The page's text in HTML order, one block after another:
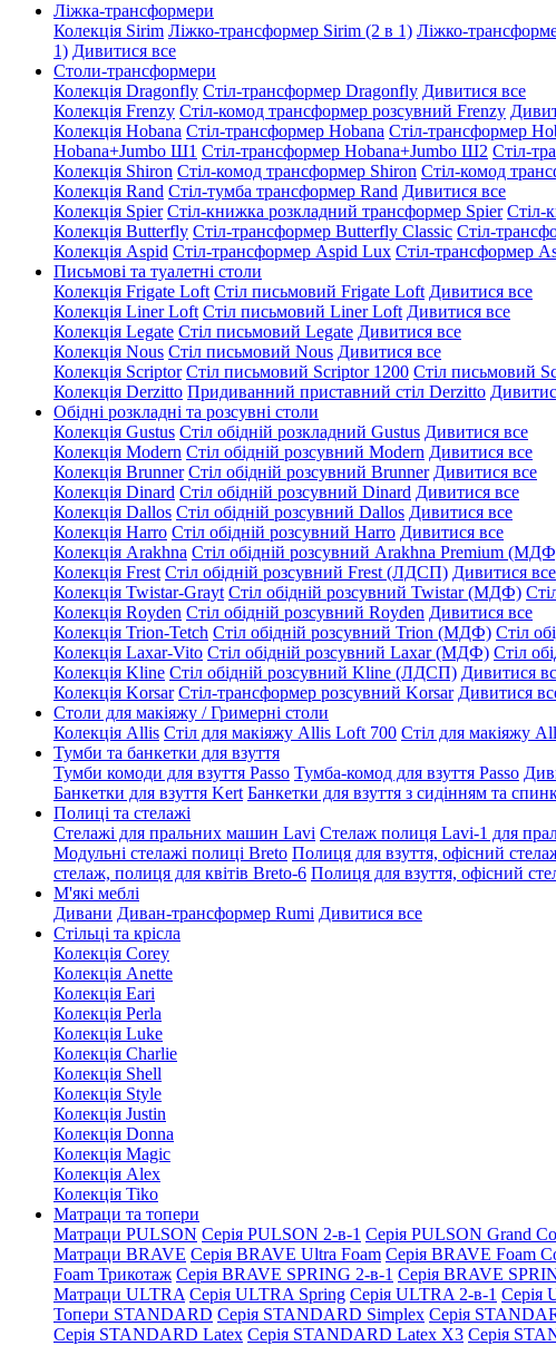
Ліжка-трансформери
Колекція Sirim Ліжко-трансформер Sirim (2 в 1) Ліжко-
1) Дивитися все
Столи-трансформери
Колекція Dragonfly Стіл-трансформер Dragonfly Дивитися все
Колекція Frenzy Стіл-комод трансформер розсувний Frenzy
Колекція Hobana Стіл-трансформер Hobana Стіл-трансформер
Hobana+Jumbo Ш1 Стіл-трансформер Hobana+Jumbo Ш2 Стіл-
Колекція Shiron Стіл-комод трансформер Shiron Стіл-комод
Колекція Rand Стіл-тумба трансформер Rand Дивитися все
Колекція Spier Стіл-книжка розкладний трансформер Spier Стіл-
Колекція Butterfly Стіл-трансформер Butterfly Classic Стіл-
Колекція Aspid Стіл-трансформер Aspid Lux Стіл-трансформер
Письмові та туалетні столи
Колекція Frigate Loft Стіл письмовий Frigate Loft Дивитися все
Колекція Liner Loft Стіл письмовий Liner Loft Дивитися все
Колекція Legate Стіл письмовий Legate Дивитися все
Колекція Nous Стіл письмовий Nous Дивитися все
Колекція Scriptor Стіл письмовий Scriptor 1200 Стіл письмовий
Колекція Derzitto Придиванний приставний стіл Derzitto
Обідні розкладні та розсувні столи
Колекція Gustus Стіл обідній розкладний Gustus Дивитися все
Колекція Modern Стіл обідній розсувний Modern Дивитися все
Колекція Brunner Стіл обідній розсувний Brunner Дивитися все
Колекція Dinard Стіл обідній розсувний Dinard Дивитися все
Колекція Dallos Стіл обідній розсувний Dallos Дивитися все
Колекція Harro Стіл обідній розсувний Harro Дивитися все
Колекція Arakhna Стіл обідній розсувний Arakhna Premium
Колекція Frest Стіл обідній розсувний Frest (ЛДСП) Дивитися все
Колекція Twistar-Grayt Стіл обідній розсувний Twistar (МДФ)
Колекція Royden Стіл обідній розсувний Royden Дивитися все
Колекція Trion-Tetch Стіл обідній розсувний Trion (МДФ) Стіл
Колекція Laxar-Vito Стіл обідній розсувний Laxar (МДФ) Стіл
Колекція Kline Стіл обідній розсувний Kline (ЛДСП) Дивитися
Колекція Korsar Стіл-трансформер розсувний Korsar Дивитися
Столи для макіяжу / Гримерні столи
Колекція Allis Стіл для макіяжу Allis Loft 700 Стіл для макіяжу
Тумби та банкетки для взуття
Тумби комоди для взуття Passo Тумба-комод для взуття Passo
Банкетки для взуття Kert Банкетки для взуття з сидінням та
Полиці та стелажі
Стелажі для пральних машин Lavi Стелаж полиця Lavi-1 для
Модульні стелажі полиці Breto Полиця для взуття, офісний
стелаж, полиця для квітів Breto-6 Полиця для взуття, офісний
М'які меблі
Дивани Диван-трансформер Rumi Дивитися все
Стільці та крісла
Колекція Corey
Колекція Anette
Колекція Eari
Колекція Perla
Колекція Luke
Колекція Charlie
Колекція Shell
Колекція Style
Колекція Justin
Колекція Donna
Колекція Magic
Колекція Alex
Колекція Tiko
Матраци та топери
Матраци PULSON Серія PULSON 2-в-1 Серія PULSON Grand
Матраци BRAVE Серія BRAVE Ultra Foam Серія BRAVE Foam
Foam Трикотаж Серія BRAVE SPRING 2-в-1 Серія BRAVE
Матраци ULTRA Серія ULTRA Spring Серія ULTRA 2-в-1 Серія
Топери STANDARD Серія STANDARD Simplex Серія
Серія STANDARD Latex Серія STANDARD Latex X3 Серія